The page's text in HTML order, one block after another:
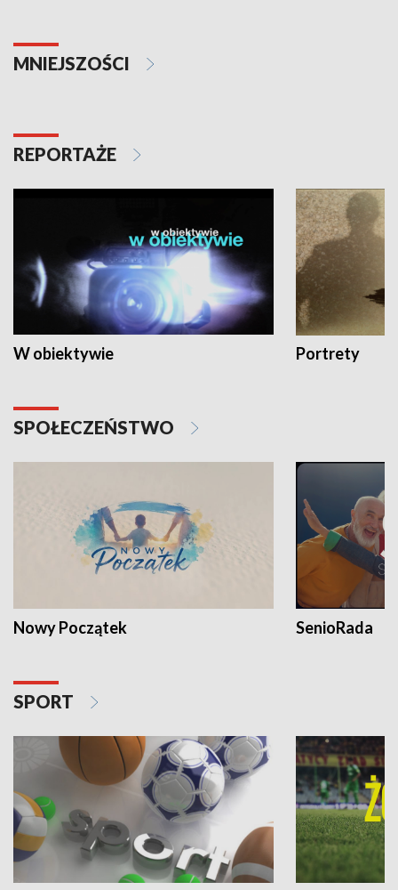
MNIEJSZOŚCI
REPORTAŻE
W obiektywie Portrety
SPOŁECZEŃSTWO
Nowy Początek SenioRada
SPORT